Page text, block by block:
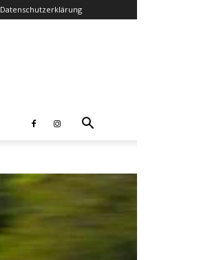
Datenschutzerklärung